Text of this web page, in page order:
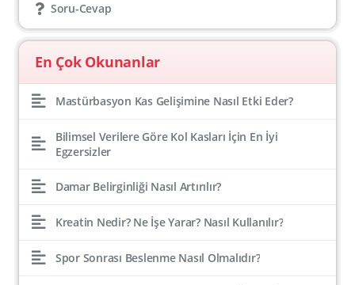
Soru-Cevap
En Çok Okunanlar
Mastürbasyon Kas Gelişimine Nasıl Etki Eder?
Bilimsel Verilere Göre Kol Kasları İçin En İyi
Egzersizler
Damar Belirginliği Nasıl Artırılır?
Kreatin Nedir? Ne İşe Yarar? Nasıl Kullanılır?
Spor Sonrası Beslenme Nasıl Olmalıdır?